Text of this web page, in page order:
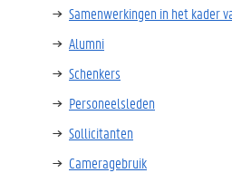
Samenwerkingen in het kader
Alumni
Schenkers
Personeelsleden
Sollicitanten
Cameragebruik